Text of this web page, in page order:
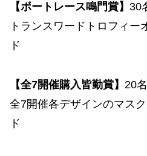
【ボートレース鳴門賞】 30
トランスワードトロフィー
ド
【全7開催購入皆勤賞】 20
全7開催各デザインのマス
ド